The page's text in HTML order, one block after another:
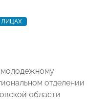
ЛИЦАХ
молодежному
отделении
области